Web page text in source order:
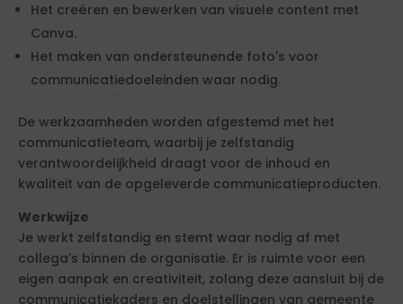
Het creëren en bewerken van visuele content met
Canva.
Het maken van ondersteunende foto's voor
communicatiedoeleinden waar nodig.
De werkzaamheden worden afgestemd met het
communicatieteam, waarbij je zelfstandig
verantwoordelijkheid draagt voor de inhoud en
kwaliteit van de opgeleverde communicatieproducten.
Werkwijze
Je werkt zelfstandig en stemt waar nodig af met
collega's binnen de organisatie. Er is ruimte voor een
eigen aanpak en creativiteit, zolang deze aansluit bij de
communicatiekaders en doelstellingen van gemeente